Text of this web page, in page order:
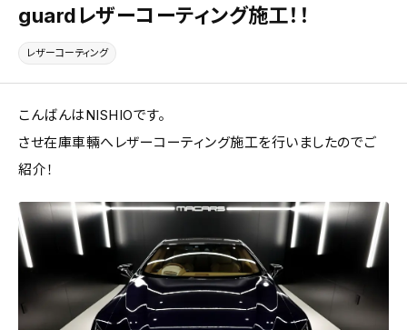
guardレザーコーティング施工！！
レザーコーティング
こんばんはNISHIOです。
させ在庫車輛へレザーコーティング施工を行いましたのでご
紹介！